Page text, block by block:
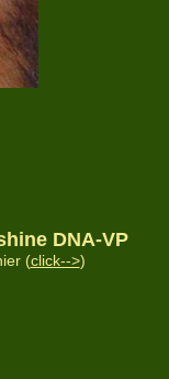
DNA-VP
(click-->)